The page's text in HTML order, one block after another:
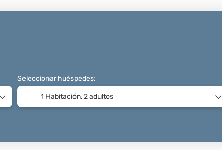
Seleccionar huéspedes:
1 Habitación,2 adultos